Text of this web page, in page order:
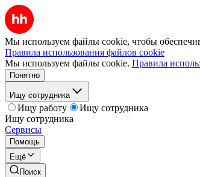
Мы используем файлы cookie, чтобы
Правила использования файлов cookie
Мы используем файлы cookie. Правила
Понятно
Ищу сотрудника
Ищу работу
Ищу сотрудника
Ищу сотрудника
Сервисы
Помощь
Ещё
Поиск